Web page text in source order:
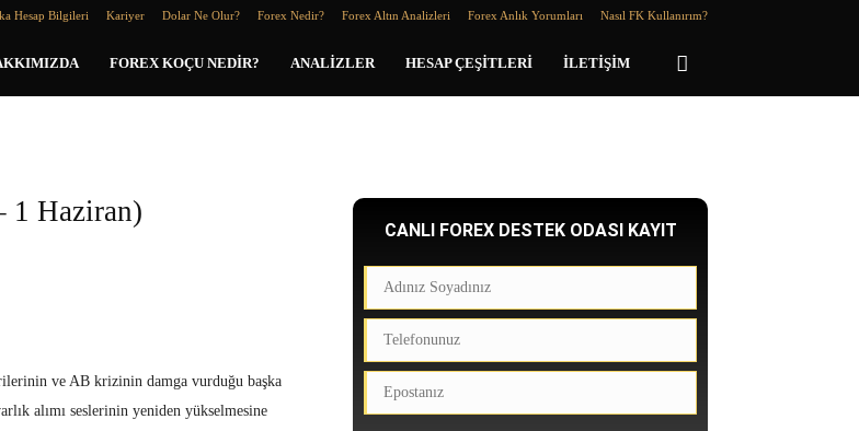
Hesap Bilgileri Kariyer Dolar Ne Olur? Forex Nedir? Forex Altın Analizleri Forex Anlık Yorumları Nasıl FK Kullanırım?
FOREX KOÇU NEDIR? ANALIZLER HESAP ÇEŞITLERI İLETIŞIM
1 Haziran)
ve AB krizinin damga vurduğu başka
alımı seslerinin yeniden yükselmesine
CANLI FOREX DESTEK ODASI KAYIT